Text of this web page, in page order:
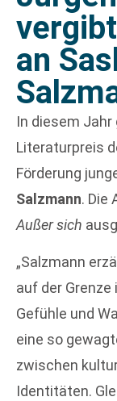
an
In diesem
Literaturpreis
Förderung
Salzmann. Die
Außer sich
„Salzmann
auf der Grenze
Gefühle und
eine so
zwischen
Identitäten.